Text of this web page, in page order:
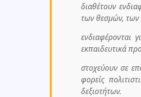
διαθέτουν
των θεσμών, των
ενδιαφέρονται
εκπαιδευτικά
στοχεύουν σε
φορείς
δεξιοτήτων.